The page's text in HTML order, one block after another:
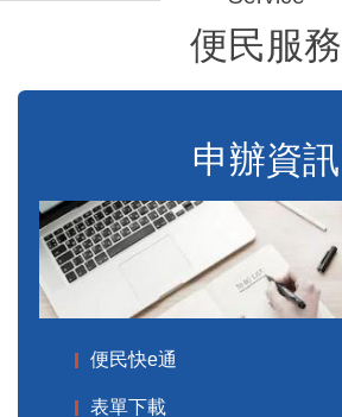
便民服務
申辦資訊
便民快e通
表單下載